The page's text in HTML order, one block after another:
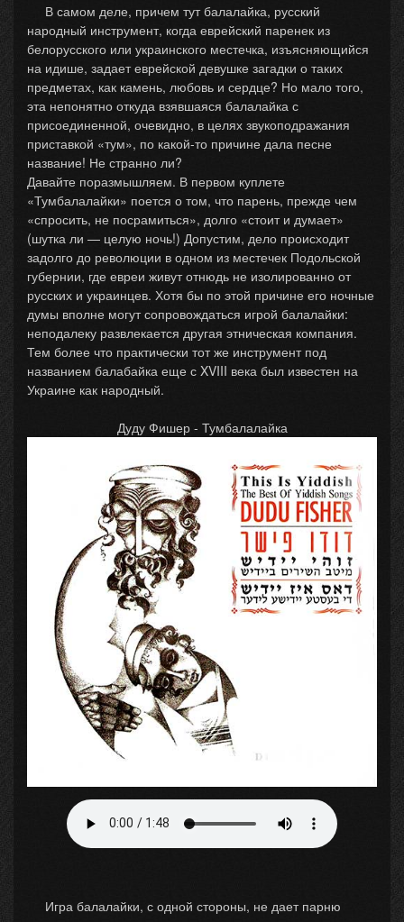
В самом деле, причем тут балалайка, русский
народный инструмент, когда еврейский паренек из
белорусского или украинского местечка, изъясняющийся
на идише, задает еврейской девушке загадки о таких
предметах, как камень, любовь и сердце? Но мало того,
эта непонятно откуда взявшаяся балалайка с
присоединенной, очевидно, в целях звукоподражания
приставкой «тум», по какой-то причине дала песне
название! Не странно ли?
Давайте поразмышляем. В первом куплете
«Тумбалалайки» поется о том, что парень, прежде чем
«спросить, не посрамиться», долго «стоит и думает»
(шутка ли — целую ночь!) Допустим, дело происходит
задолго до революции в одном из местечек Подольской
губернии, где евреи живут отнюдь не изолированно от
русских и украинцев. Хотя бы по этой причине его ночные
думы вполне могут сопровождаться игрой балалайки:
неподалеку развлекается другая этническая компания.
Тем более что практически тот же инструмент под
названием балабайка еще с XVIII века был известен на
Украине как народный.
Дуду Фишер - Тумбалалайка
Игра балалайки, с одной стороны, не дает парню